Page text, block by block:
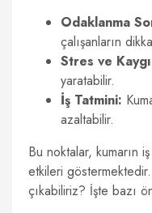
Odaklanma
çalışanların
Stres ve
yaratabilir.
İş Tatmini:
azaltabilir.
Bu noktalar, kumarın
etkileri
çıkabiliriz? İşte bazı